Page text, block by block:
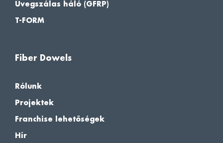
Üvegszálas háló (GFRP)
T-FORM
Fiber Dowels
Rólunk
Projektek
Franchise lehetőségek
Hír